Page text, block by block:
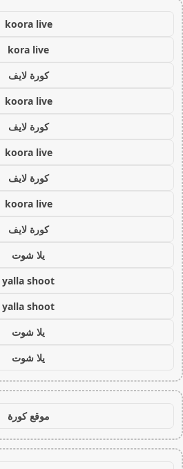
koora live
kora live
كورة لايف
koora live
كورة لايف
koora live
كورة لايف
koora live
كورة لايف
يلا شوت
yalla shoot
yalla shoot
يلا شوت
يلا شوت
موقع كورة